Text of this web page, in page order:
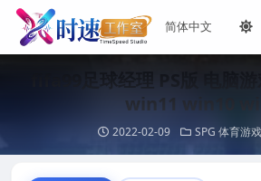
fifa99足球经理 PS版 电脑
win11 win10
2022-02-09 SPG 体育游戏